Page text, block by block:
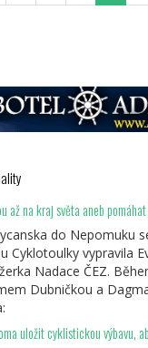
až na kraj světa aneb
do Nepomuku
Cyklotoulky vypravila
Nadace ČEZ.
Dubničkou a
uložit cyklistickou výbavu,